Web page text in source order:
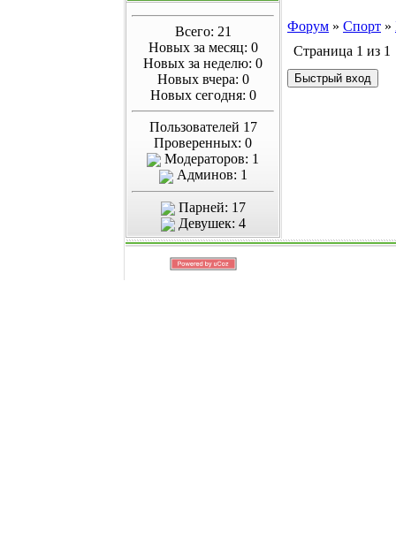
Всего: 21
Новых за месяц: 0
Новых за неделю: 0
Новых вчера: 0
Новых сегодня: 0
Пользователей 17
Проверенных: 0
Модераторов: 1
Админов: 1
Парней: 17
Девушек: 4
Форум » Спорт »
Страница 1 из 1